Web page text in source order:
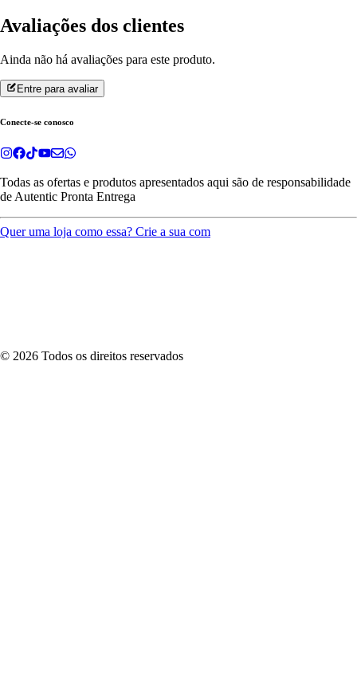
Avaliações dos clientes
Ainda não há avaliações para este produto.
Entre para avaliar
Conecte-se conosco
Todas as ofertas e produtos apresentados aqui são de responsabilidade
de Autentic Pronta Entrega
Quer uma loja como essa? Crie a sua com
© 2026 Todos os direitos reservados